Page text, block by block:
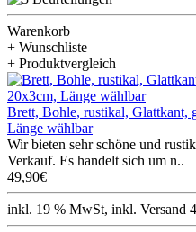
Warenkorb
+ Wunschliste
+ Produktvergleich
Brett, Bohle, rustikal, Glattkant,
Länge wählbar
Wir bieten sehr schöne und
Verkauf. Es handelt sich um n..
49,90€
inkl. 19 % MwSt, inkl. Versand